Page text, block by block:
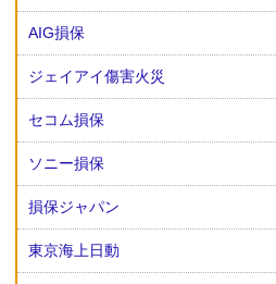
AIG損保
ジェイアイ傷害火災
セコム損保
ソニー損保
損保ジャパン
東京海上日動